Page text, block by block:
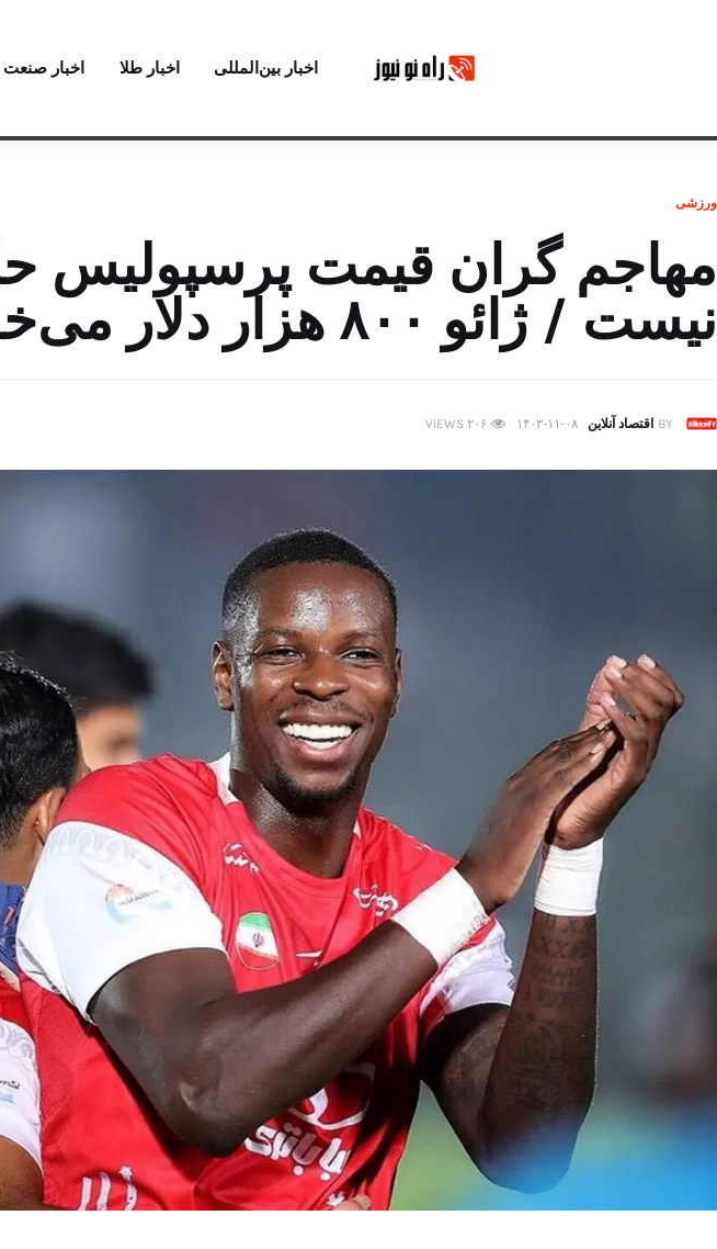
اخبار بین‌المللی اخبار طلا اخبار
ورزشی
مهاجم گران قیمت پرسپولیس
نیست / ژائو ۸۰۰ هزار دلار می‌خواهد!
BY اقتصاد آنلاین ۱۴۰۳-۱۱-۰۸ ۲۰۶ VIEWS